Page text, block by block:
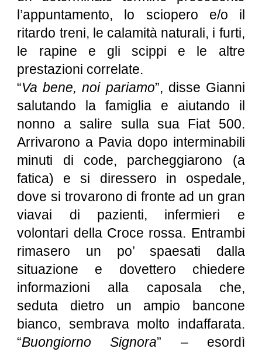
l’appuntamento, lo sciopero e/o il
ritardo treni, le calamità naturali, i furti,
le rapine e gli scippi e le altre
prestazioni correlate.
“Va bene, noi pariamo”, disse Gianni
salutando la famiglia e aiutando il
nonno a salire sulla sua Fiat 500.
Arrivarono a Pavia dopo interminabili
minuti di code, parcheggiarono (a
fatica) e si diressero in ospedale,
dove si trovarono di fronte ad un gran
viavai di pazienti, infermieri e
volontari della Croce rossa. Entrambi
rimasero un po’ spaesati dalla
situazione e dovettero chiedere
informazioni alla caposala che,
seduta dietro un ampio bancone
bianco, sembrava molto indaffarata.
“Buongiorno Signora” – esordì